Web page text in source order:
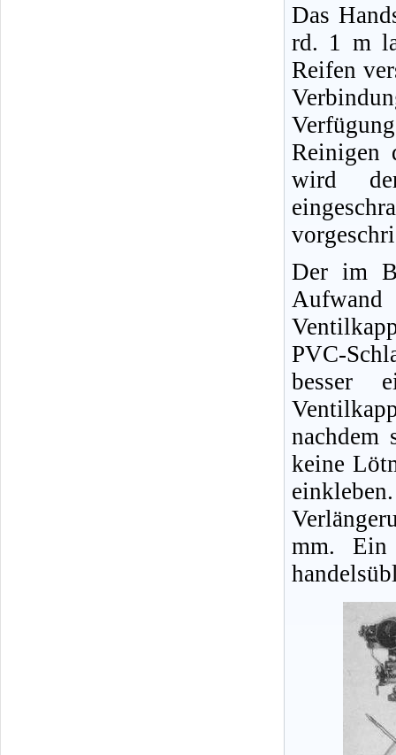
Das
rd. 1 m
Reifen
Reinigen
wird
Der im
PVC-
besser
nachdem
keine
mm. Ein